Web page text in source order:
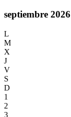
septiembre 2026
L
M
X
J
V
S
D
1
2
3